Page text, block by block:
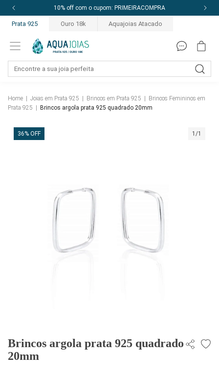
10% off com o cupom: PRIMEIRACOMPRA
Prata 925 Ouro 18k Aquajoias Atacado
Home Joias em Prata 925 Brincos em Prata 925
Brincos Femininos em
Prata 925
Brincos argola prata 925 quadrado 20mm
36% OFF 1/1
Brincos argola prata 925 quadrado
20mm